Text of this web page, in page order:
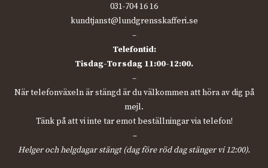
031-704 16 16
kundtjanst@lundgrensskafferi.se
–
Telefontid:
Tisdag-Torsdag 11:00-12:00.
–
När telefonväxeln är stängd är du välkommen att höra av dig på
mejl.
Tänk på att vi inte tar emot beställningar via telefon!
–
Helger och helgdagar stängt (dag före röd dag stänger vi 12:00).